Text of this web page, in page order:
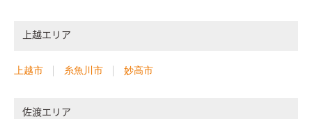
上越エリア
上越市 糸魚川市 妙高市
佐渡エリア